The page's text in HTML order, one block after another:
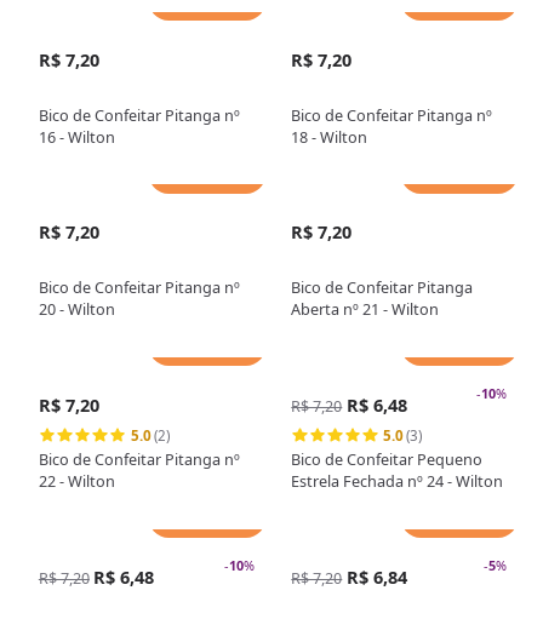
R$ 7,20
Bico de Confeitar Pitanga nº
16 - Wilton
R$ 7,20
Bico de Confeitar Pitanga nº
18 - Wilton
R$ 7,20
Bico de Confeitar Pitanga nº
20 - Wilton
R$ 7,20
Bico de Confeitar Pitanga
Aberta nº 21 - Wilton
R$ 7,20
5.0(2)
Bico de Confeitar Pitanga nº
22 - Wilton
-10%
R$ 7,20 R$ 6,48
5.0(3)
Bico de Confeitar Pequeno
Estrela Fechada nº 24 - Wilton
-10%
R$ 7,20 R$ 6,48 -5%
R$ 7,20 R$ 6,84